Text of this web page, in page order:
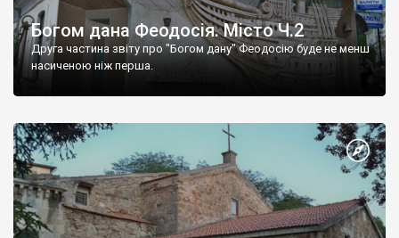
Богом дана Феодосія. Місто Ч.2
Друга частина звіту про "Богом дану" Феодосію буде не менш
насиченою ніж перша.